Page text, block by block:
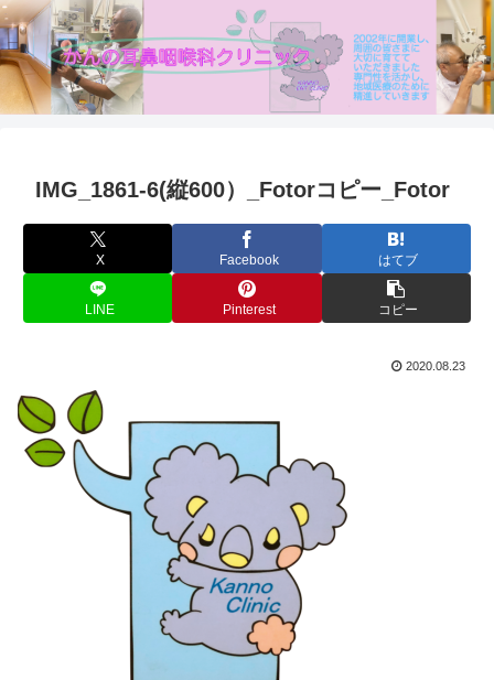
IMG_1861-6(縦600）_Fotorコピー_Fotor
X Facebook はてブ
LINE Pinterest コピー
2020.08.23